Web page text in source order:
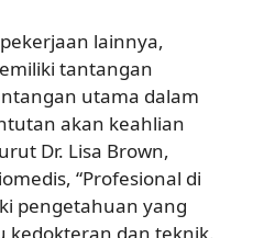
lainnya,
tantangan
utama dalam
akan keahlian
Dr. Lisa Brown,
“Profesional di
pengetahuan yang
kedokteran dan teknik.